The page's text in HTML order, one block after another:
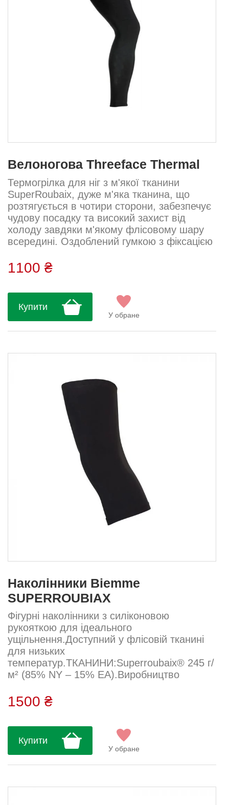
Велоногова Threeface Thermal
Термогрілка для ніг з м'якої тканини
SuperRoubaix, дуже м'яка тканина, що
розтягується в чотири сторони, забезпечує
чудову посадку та високий захист від
холоду завдяки м'якому флісовому шару
всередині. Оздоблений гумкою з фіксацією
міцним під час їзди.Ідеальний продукт для
середини сезону, коли важлива зміна
носити в задніх кишенях трикотажу.
Хорошим рішенням у дні середини сезону
є одягання з шарами, які можна легко зн...
1100 ₴
Купити
У обране
Наколінники Biemme
SUPERROUBIAX
Фігурні наколінники з силіконовою
рукояткою для ідеального
ущільнення.Доступний у флісовій тканині
для низьких
температур.ТКАНИНИ:Superroubaix® 245 г/
м² (85% NY – 15% EA).Виробництво
1500 ₴
Купити
У обране